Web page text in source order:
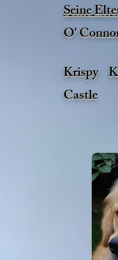
Seine
O'
Krispy
Castle